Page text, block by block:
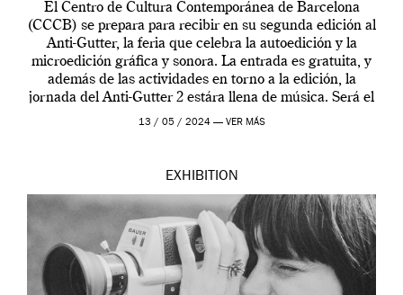
El Centro de Cultura Contemporánea de Barcelona
(CCCB) se prepara para recibir en su segunda edición al
Anti-Gutter, la feria que celebra la autoedición y la
microedición gráfica y sonora. La entrada es gratuita, y
además de las actividades en torno a la edición, la
jornada del Anti-Gutter 2 estára llena de música. Será el
[…]
13 / 05 / 2024 — VER MÁS
EXHIBITION